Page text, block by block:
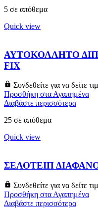
5 σε απόθεμα
Quick view
ΑΥΤΟΚΟΛΛΗΤΟ
FIX
Συνδεθείτε για να δείτε
Προσθήκη στα Αγαπημένα
Διαβάστε περισσότερα
25 σε απόθεμα
Quick view
ΣΕΛΟΤΕΙΠ ΔΙΑΦΑΝΟ
Συνδεθείτε για να δείτε
Προσθήκη στα Αγαπημένα
Διαβάστε περισσότερα